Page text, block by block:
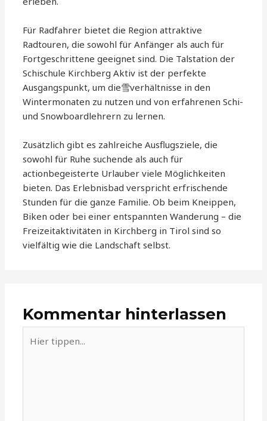
Für Radfahrer bietet die Region attraktive
Radtouren, die sowohl für Anfänger als auch für
Fortgeschrittene geeignet sind. Die Talstation der
Schischule Kirchberg Aktiv ist der perfekte
Ausgangspunkt, um die雪verhältnisse in den
Wintermonaten zu nutzen und von erfahrenen Schi-
und Snowboardlehrern zu lernen.
Zusätzlich gibt es zahlreiche Ausflugsziele, die
sowohl für Ruhe suchende als auch für
actionbegeisterte Urlauber viele Möglichkeiten
bieten. Das Erlebnisbad verspricht erfrischende
Stunden für die ganze Familie. Ob beim Kneippen,
Biken oder bei einer entspannten Wanderung – die
Freizeitaktivitäten in Kirchberg in Tirol sind so
vielfältig wie die Landschaft selbst.
Kommentar hinterlassen
tippen...